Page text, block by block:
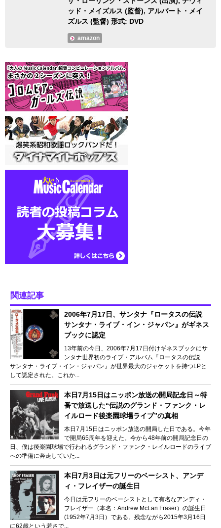
ッド・メイズルス (監督), アルバート・メイ
ズルス (監督) 形式: DVD
amazon
関連記事
2006年7月17日、サンタナ『ロータスの伝説
サンタナ・ライブ・イン・ジャパン』がギネス
ブックに認定
13年前の今日、2006年7月17日付けギネスブックにサ
ンタナ世界初のライブ・アルバム『ロータスの伝説
サンタナ・ライブ・イン・ジャパン』が世界最大のジャケットを持つLPと
して認定された。これか...
本日7月15日はニッポン放送の開局記念日～特
番で放送した“伝説のグランド・ファンク・レ
イルロード後楽園球場ライブ”の真相
本日7月15日はニッポン放送の開局した日である。今年
で開局65周年を迎えた。今から48年前の開局記念日の
日、僕は後楽園球場で行われるグランド・ファンク・レイルロードのライブ
への準備に奔走していた...
本日7月3日は元フリーのベーシスト、アンデ
ィ・フレイザーの誕生日
今日は元フリーのベーシストとして有名なアンディ・
フレイザー（本名：Andrew McLan Fraser）の誕生日
(1952年7月3日）である。残念ながら2015年3月16日
に62歳という若さで...